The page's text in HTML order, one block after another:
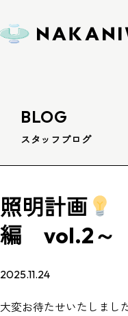
BLOG
スタッフブログ
照明計画
編 vol.2～
2025.11.24
大変お待たせいたしまし